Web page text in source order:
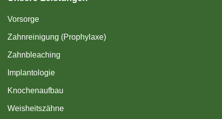
Vorsorge
Zahnreinigung (Prophylaxe)
Zahnbleaching
Implantologie
Knochenaufbau
Weisheitszähne